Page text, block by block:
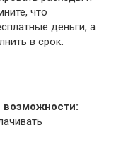
что
деньги, а
в срок.